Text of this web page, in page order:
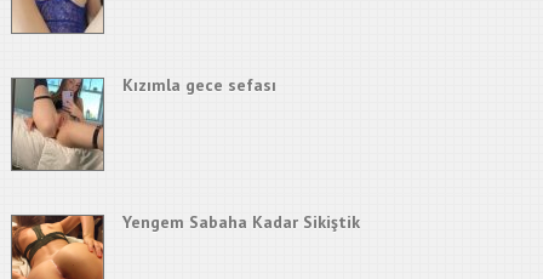
Kızımla gece sefası
Yengem Sabaha Kadar Sikiştik